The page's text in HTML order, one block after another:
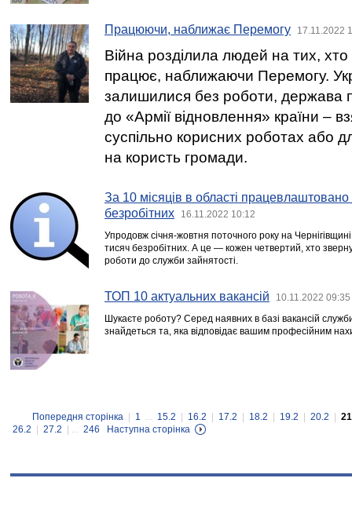
Працюючи, наближає Перемогу 17.11.2022
Війна розділила людей на тих, хто
працює, наближаючи Перемогу.
залишилися без роботи, держава
до «Армії відновлення» країни –
суспільно корисних роботах або
на користь громади.
За 10 місяців в області працевлаштовано
безробітних
16.11.2022 10:12
Упродовж січня-жовтня поточного року на
тисяч безробітних. А це — кожен четвертий, хто
роботи до служби зайнятості.
ТОП 10 актуальних вакансій 10.11.2022 09:35
Шукаєте роботу? Серед наявних в базі вакансій
знайдеться та, яка відповідає вашим професійним
Попередня сторінка 1 ... 15.2 16.2 17.2 18.2 19.2 20.2
26.2
27.2 | ... 246 Наступна сторінка